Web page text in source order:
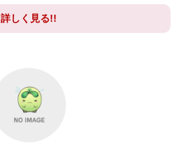
詳しく見る!!